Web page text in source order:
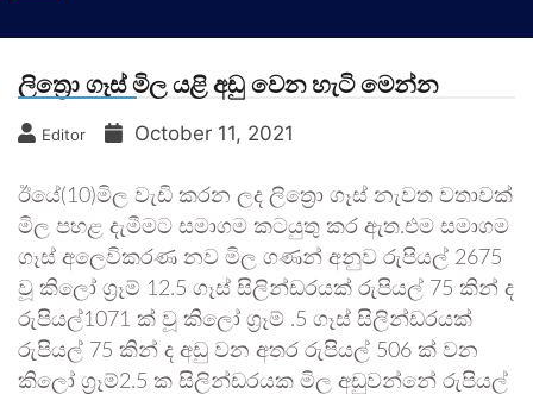
ලිත්‍රො ගෑස් මිල යළි අඩු වෙන හැටි මෙන්න
Editor October 11, 2021
ඊයේ(10)මිල වැඩි කරන ලද ලිත්‍රො ගෑස් නැවත වතාවක්
මිල පහළ දැමීමට සමාගම කටයුතු කර ඇත.එම සමාගම
ගෑස් අලෙවිකරණ නව මිල ගණන් අනුව රුපියල් 2675
වූ කිලෝ ග්‍රෑම් 12.5 ගෑස් සිලින්ඩරයක් රුපියල් 75 කින් ද
රුපියල්1071 ක් වූ කිලෝ ග්‍රෑම් .5 ගෑස් සිලින්ඩරයක්
රුපියල් 75 කින් ද අඩු වන අතර රුපියල් 506 ක් වන
කිලෝ ග්‍රෑම්2.5 ක සිලින්ඩරයක මිල අඩුවන්නේ රුපියල්